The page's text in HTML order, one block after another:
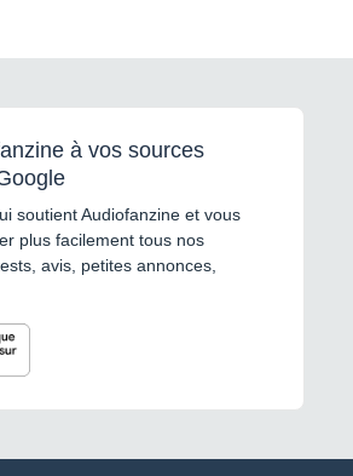
à vos sources
soutient Audiofanzine et vous
plus facilement tous nos
avis, petites annonces,